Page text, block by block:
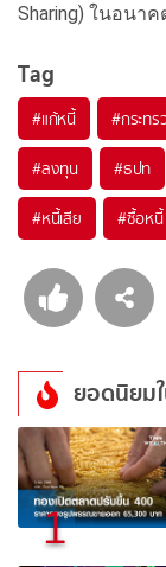
Sharing) ในอนา
Tag
#แก้หนี้ #กระท
#ลงทุน #ธปท
#หนี้เสีย #ซื้อหนี้
ยอดนิยม
1